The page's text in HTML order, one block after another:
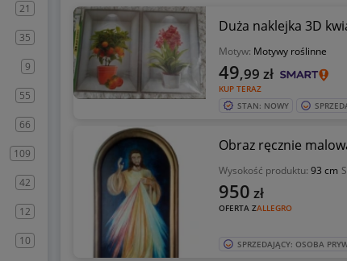
21
35
9
55
66
109
42
12
10
Duża naklejka 3D
Motyw: Motywy roślinne
KUP TERAZ
49,99 zł
STAN: NOWY
Obraz ręcznie
Wysokość produktu: 93 cm
OFERTA ZALLEGRO
950 zł
SPRZEDAJĄCY: OSOBA